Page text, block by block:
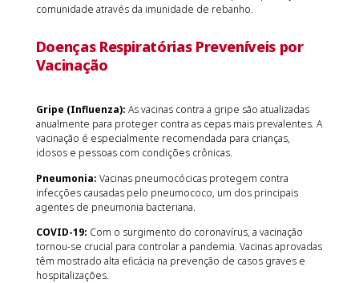
comunidade através da imunidade de rebanho.
Doenças Respiratórias Preveníveis por
Vacinação
Gripe (Influenza): As vacinas contra a gripe são atualizadas
anualmente para proteger contra as cepas mais prevalentes. A
vacinação é especialmente recomendada para crianças,
idosos e pessoas com condições crônicas.
Pneumonia: Vacinas pneumocócicas protegem contra
infecções causadas pelo pneumococo, um dos principais
agentes de pneumonia bacteriana.
COVID-19: Com o surgimento do coronavírus, a vacinação
tornou-se crucial para controlar a pandemia. Vacinas aprovadas
têm mostrado alta eficácia na prevenção de casos graves e
hospitalizações.